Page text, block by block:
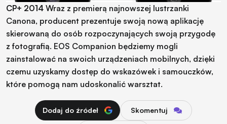
CP+ 2014 Wraz z premierą najnowszej lustrzanki
Canona, producent prezentuje swoją nową aplikację
skierowaną do osób rozpoczynających swoją przygodę
z fotografią. EOS Companion będziemy mogli
zainstalować na swoich urządzeniach mobilnych, dzięki
czemu uzyskamy dostęp do wskazówek i samouczków,
które pomogą nam udoskonalić warsztat.
Dodaj do źródeł Skomentuj